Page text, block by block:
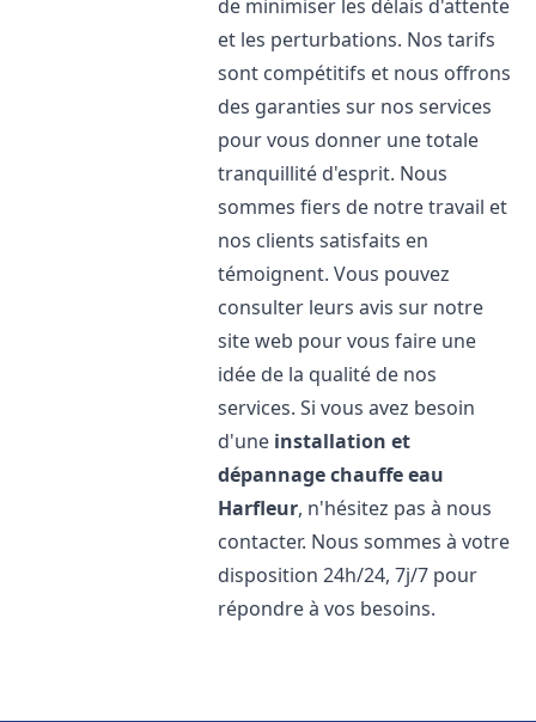
de minimiser les délais d'attente
et les perturbations. Nos tarifs
sont compétitifs et nous offrons
des garanties sur nos services
pour vous donner une totale
tranquillité d'esprit. Nous
sommes fiers de notre travail et
nos clients satisfaits en
témoignent. Vous pouvez
consulter leurs avis sur notre
site web pour vous faire une
idée de la qualité de nos
services. Si vous avez besoin
d'une installation et
dépannage chauffe eau
Harfleur, n'hésitez pas à nous
contacter. Nous sommes à votre
disposition 24h/24, 7j/7 pour
répondre à vos besoins.